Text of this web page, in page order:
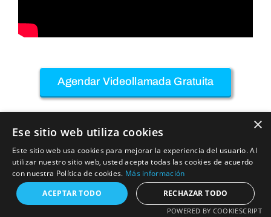
Agendar Videollamada Gratuita
×
Ese sitio web utiliza cookies
Este sitio web usa cookies para mejorar la experiencia del usuario. Al
utilizar nuestro sitio web, usted acepta todas las cookies de acuerdo
con nuestra Política de cookies. Más información
ACEPTAR TODO
RECHAZAR TODO
POWERED BY COOKIESCRIPT